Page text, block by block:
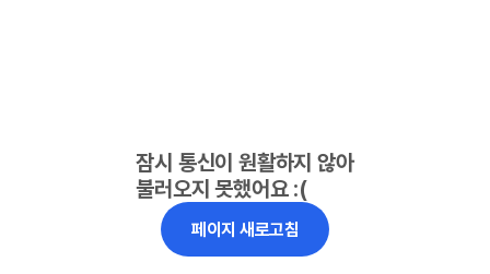
잠시 통신이 원활하지 않아
불러오지 못했어요 :(
페이지 새로고침